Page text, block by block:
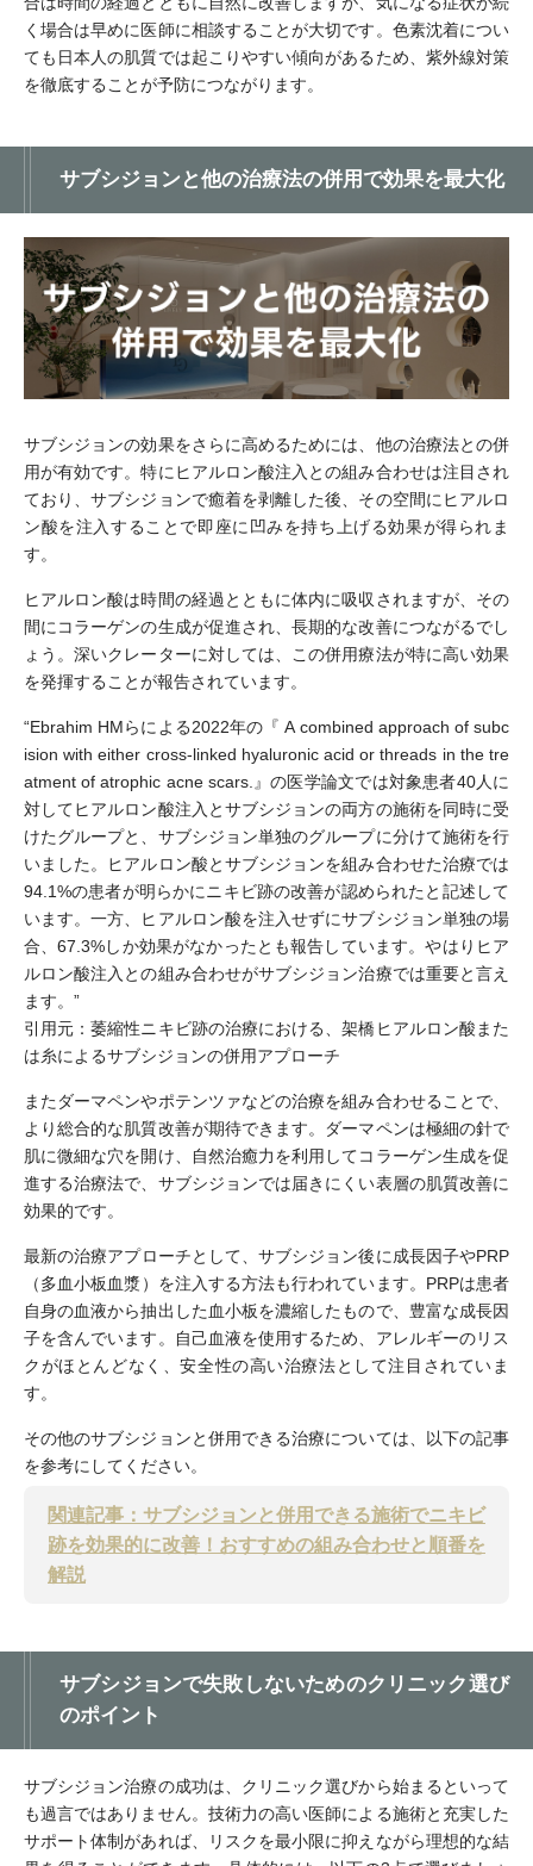
く場合は早めに医師に相談することが大切です。色素沈着につい
ても日本人の肌質では起こりやすい傾向があるため、紫外線対策
を徹底することが予防につながります。
サブシジョンと他の治療法の併用で効果を最大化
サブシジョンの効果をさらに高めるためには、他の治療法との併
用が有効です。特にヒアルロン酸注入との組み合わせは注目され
ており、サブシジョンで癒着を剥離した後、その空間にヒアルロ
ン酸を注入することで即座に凹みを持ち上げる効果が得られま
す。
ヒアルロン酸は時間の経過とともに体内に吸収されますが、その
間にコラーゲンの生成が促進され、長期的な改善につながるでし
ょう。深いクレーターに対しては、この併用療法が特に高い効果
を発揮することが報告されています。
“Ebrahim HMらによる2022年の『 A combined approach of subc
ision with either cross-linked hyaluronic acid or threads in the tre
atment of atrophic acne scars.』の医学論文では対象患者40人に
対してヒアルロン酸注入とサブシジョンの両方の施術を同時に受
けたグループと、サブシジョン単独のグループに分けて施術を行
いました。ヒアルロン酸とサブシジョンを組み合わせた治療では
94.1%の患者が明らかにニキビ跡の改善が認められたと記述して
います。一方、ヒアルロン酸を注入せずにサブシジョン単独の場
合、67.3%しか効果がなかったとも報告しています。やはりヒア
ルロン酸注入との組み合わせがサブシジョン治療では重要と言え
ます。”
引用元：萎縮性ニキビ跡の治療における、架橋ヒアルロン酸また
は糸によるサブシジョンの併用アプローチ
またダーマペンやポテンツァなどの治療を組み合わせることで、
より総合的な肌質改善が期待できます。ダーマペンは極細の針で
肌に微細な穴を開け、自然治癒力を利用してコラーゲン生成を促
進する治療法で、サブシジョンでは届きにくい表層の肌質改善に
効果的です。
最新の治療アプローチとして、サブシジョン後に成長因子やPRP
（多血小板血漿）を注入する方法も行われています。PRPは患者
自身の血液から抽出した血小板を濃縮したもので、豊富な成長因
子を含んでいます。自己血液を使用するため、アレルギーのリス
クがほとんどなく、安全性の高い治療法として注目されていま
す。
その他のサブシジョンと併用できる治療については、以下の記事
を参考にしてください。
関連記事：サブシジョンと併用できる施術でニキビ
跡を効果的に改善！おすすめの組み合わせと順番を
解説
サブシジョンで失敗しないためのクリニック選び
のポイント
サブシジョン治療の成功は、クリニック選びから始まるといって
も過言ではありません。技術力の高い医師による施術と充実した
サポート体制があれば、リスクを最小限に抑えながら理想的な結